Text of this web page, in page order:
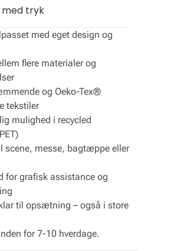
tryk
med eget design og
flere materialer og
og Oeko-Tex®
tekstiler
mulighed i recycled
scene, messe, bagtæppe eller
for grafisk assistance og
til opsætning – også i store
for 7-10 hverdage.